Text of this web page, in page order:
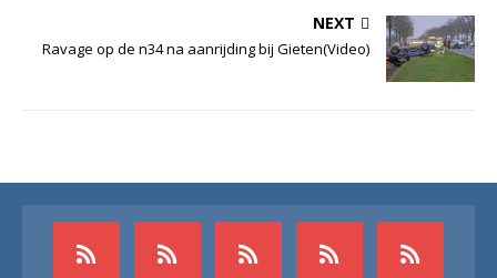
NEXT
Ravage op de n34 na aanrijding bij Gieten(Video)